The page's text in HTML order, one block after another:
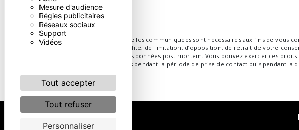
Mesure d'audience
Régies publicitaires
Réseaux sociaux
Support
Vidéos
Tout accepter
Tout refuser
Personnaliser
** Les données personnelles communiquées sont nécessaires aux fins de vous
d’effacement, de portabilité, de limitation, d’opposition, de retrait de votre
d’organiser le sort de vos données post-mortem. Vous pouvez exercer ces
conservons vos données pendant la période de prise de contact puis pendant